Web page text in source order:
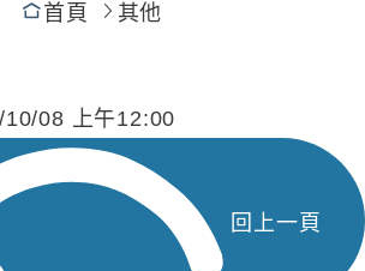
首頁 其他
10/08 上午12:00
回上一頁